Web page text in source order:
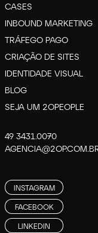
CASES
INBOUND MARKETING
TRÁFEGO PAGO
CRIAÇÃO DE SITES
IDENTIDADE VISUAL
BLOG
SEJA UM 2OPEOPLE
49 3431.0070
INSTAGRAM
FACEBOOK
LINKEDIN